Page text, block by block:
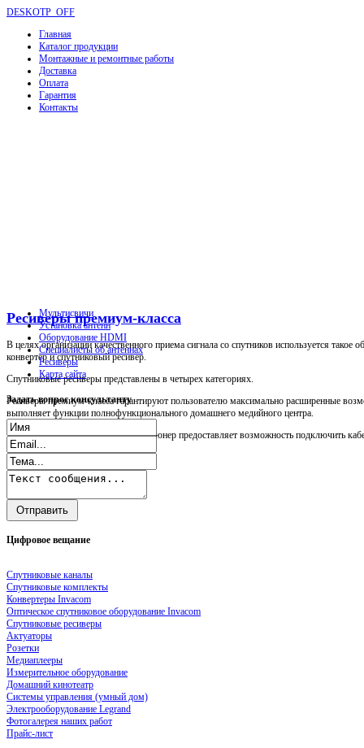
DESKOTP_OFF
Главная
Каталог продукции
Монтажные и ремонтные работы
Доставка
Оплата
Гарантия
Контакты
Ресиверы премиум-класса
В целях организации качественного приема сигнала со спутников используется такое
конвертер и спутниковый ресивер.
Спутниковые ресиверы представлены в четырех категориях.
Ресиверы премиум-класса гарантируют пользователю максимально расширенные
выполняет функции полнофункционального домашнего медийного центра.
Прежде всего, следует сказать, что тюнер предоставляет возможность подключить
Мультисвичи
Установка антенн
Оборудование HDMI
Специалисты об антеннах
Ресиверы
Карта сайта
Задатьвопрос консультанту
Цифровое вещание
Спутниковые каналы
Спутниковые комплекты
Конвертеры Invacom
Оптическое спутниковое оборудование Invacom
Спутниковые ресиверы
Актуаторы
Розетки
Медиаплееры
Измерительное оборудование
Домашний кинотеатр
Системы управления (умный дом)
Электрооборудование Legrand
Фотогалерея наших работ
Прайс-лист